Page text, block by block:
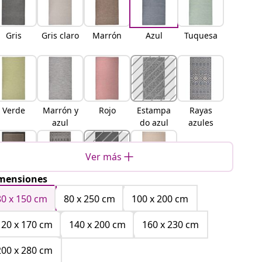
Gris Gris claro Marrón Azul Tuquesa
Verde
Marrón y
azul
Rojo
Estampa
do azul
Rayas
azules
oscuro
Rayas
negras
Estampa
do de
hojas
Rayas
marrone
s
Ver más
x 150 cm
80 x 250 cm
100 x 200 cm
x 170 cm
140 x 200 cm
160 x 230 cm
x 280 cm